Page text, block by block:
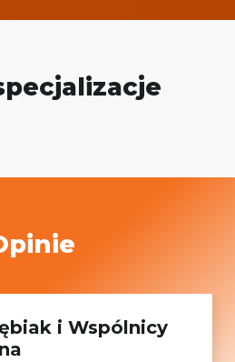
i Wspólnicy